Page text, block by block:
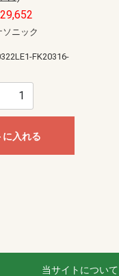
ソニック
FK20316-
に入れる
当サイトについて